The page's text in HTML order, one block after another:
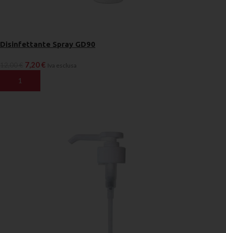
Disinfettante Spray GD90
7,20€ Iva esclusa
AGGIUNGI AL CARRELLO